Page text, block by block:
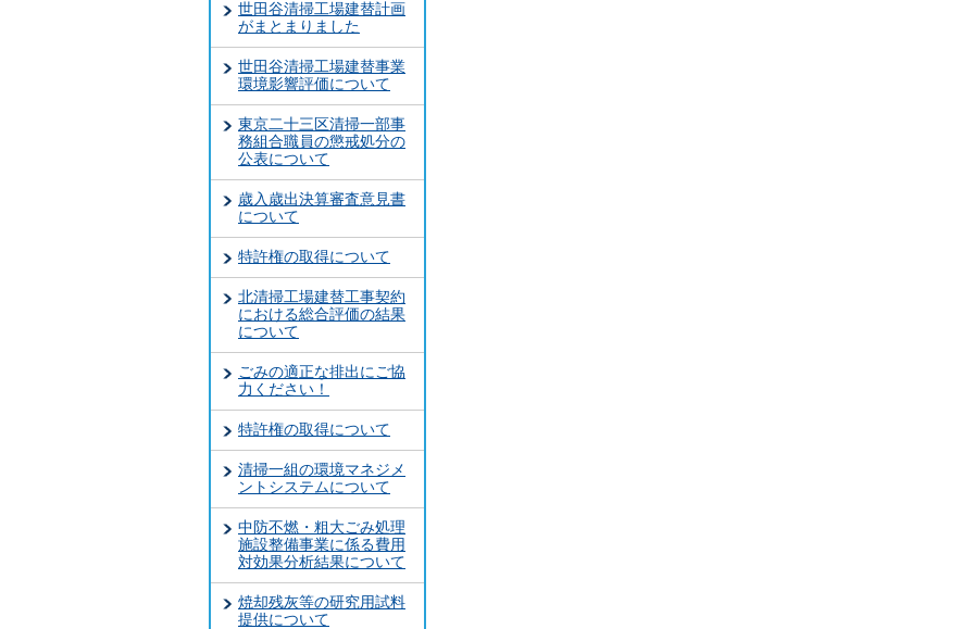
世田谷清掃工場建替計画
がまとまりました
世田谷清掃工場建替事業
環境影響評価について
東京二十三区清掃一部事
務組合職員の懲戒処分の
公表について
歳入歳出決算審査意見書
について
特許権の取得について
北清掃工場建替工事契約
における総合評価の結果
について
ごみの適正な排出にご協
力ください！
特許権の取得について
清掃一組の環境マネジメ
ントシステムについて
中防不燃・粗大ごみ処理
施設整備事業に係る費用
対効果分析結果について
焼却残灰等の研究用試料
提供について